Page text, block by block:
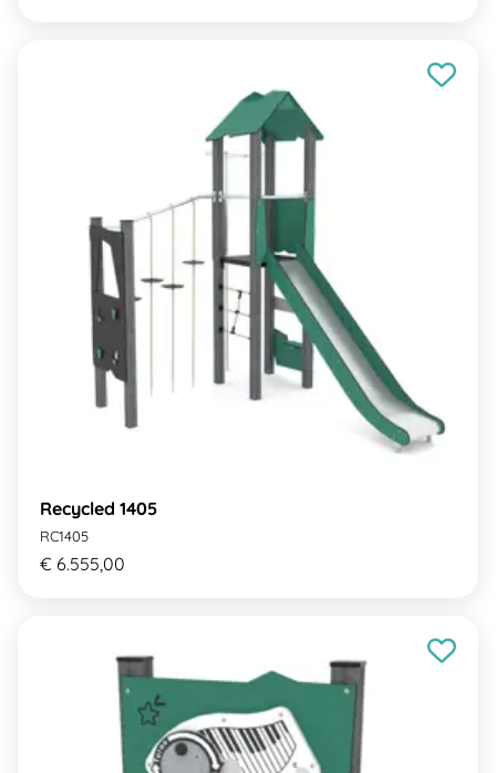
Recycled 1405
RC1405
€ 6.555,00